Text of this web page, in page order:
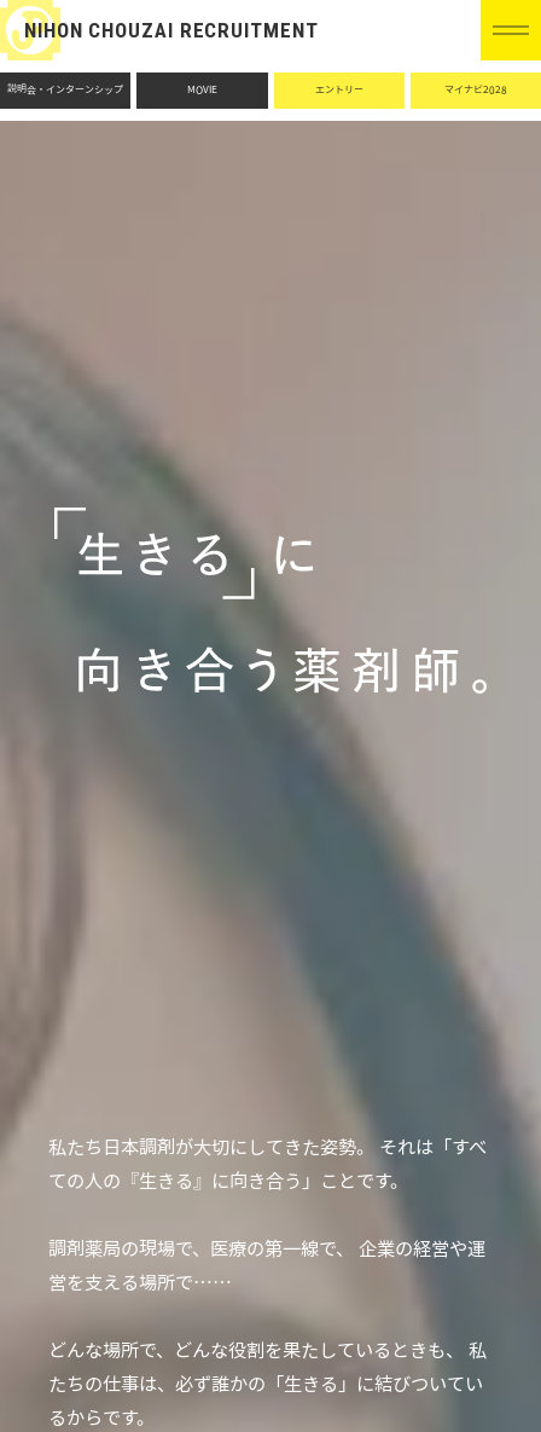
NIHON CHOUZAI RECRUITMENT
説明会・インターンシップ MOVIE エントリー マイナビ2028
私たち日本調剤が大切にしてきた姿勢。
それは「すべ
ての人の『生きる』に向き合う」ことです。
調剤薬局の現場で、医療の第一線で、
企業の経営や運
営を支える場所で……
どんな場所で、どんな役割を果たしているときも、
私
たちの仕事は、必ず誰かの「生きる」に結びついてい
るからです。